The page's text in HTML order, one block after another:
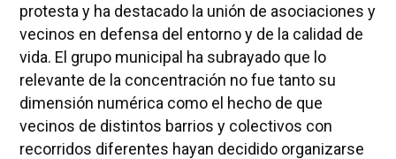
protesta y ha destacado la unión de asociaciones y
vecinos en defensa del entorno y de la calidad de
vida. El grupo municipal ha subrayado que lo
relevante de la concentración no fue tanto su
dimensión numérica como el hecho de que
vecinos de distintos barrios y colectivos con
recorridos diferentes hayan decidido organizarse